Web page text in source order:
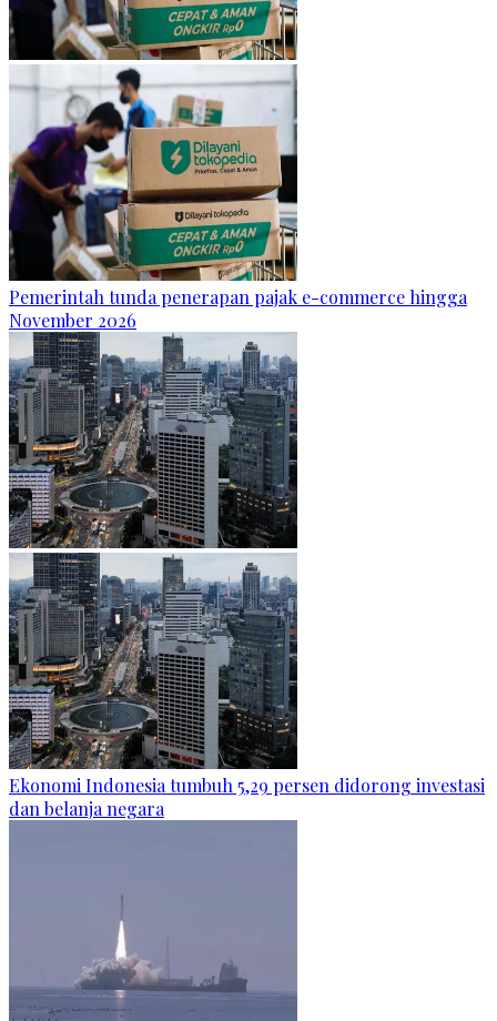
Pemerintah tunda penerapan pajak e-commerce hingga
November 2026
Ekonomi Indonesia tumbuh 5,29 persen didorong investasi
dan belanja negara